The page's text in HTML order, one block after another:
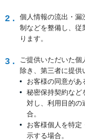
2 .
個人情報の流出・漏
制などを整備し、従
ります。
3 .
ご提供いただいた
除き、第三者に提供
お客様の同意があ
秘密保持契約など
対し、利用目的の
合。
お客様個人を特定
示する場合。